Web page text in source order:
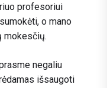
profesoriui
o mano
mokesčių.
negaliu
išsaugoti